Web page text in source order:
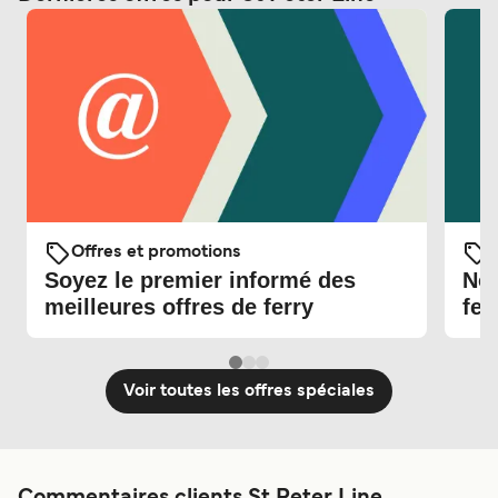
Offres et promotions
Soyez le premier informé des
meilleures offres de ferry
Voir toutes les offres spéciales